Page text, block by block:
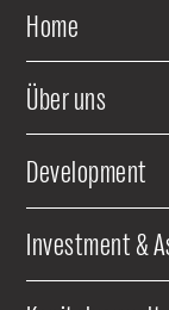
Home
Über uns
Development
Investment &